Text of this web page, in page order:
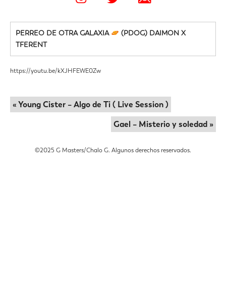
PERREO DE OTRA GALAXIA
(PDOG) DAIMON X
TFERENT
https://youtu.be/kXJHFEWE0Zw
« Young Cister – Algo de Ti ( Live Session )
Gael – Misterio y soledad »
©️2025 G Masters/Chalo G. Algunos derechos reservados.